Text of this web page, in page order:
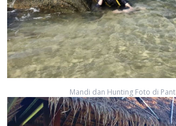
Mandi dan Hunting Foto di